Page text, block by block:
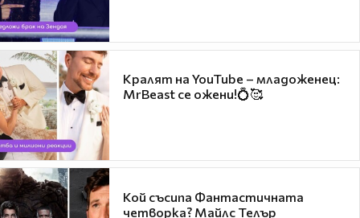
Кралят на YouTube – младоженец:
MrBeast се ожени!💍🥰
Кой съсипа Фантастичната
четворка? Майлс Телър